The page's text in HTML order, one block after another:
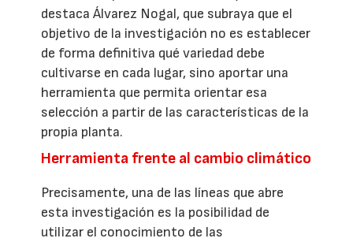
destaca Álvarez Nogal, que subraya que el
objetivo de la investigación no es establecer
de forma definitiva qué variedad debe
cultivarse en cada lugar, sino aportar una
herramienta que permita orientar esa
selección a partir de las características de la
propia planta.
Herramienta frente al cambio climático
Precisamente, una de las líneas que abre
esta investigación es la posibilidad de
utilizar el conocimiento de las